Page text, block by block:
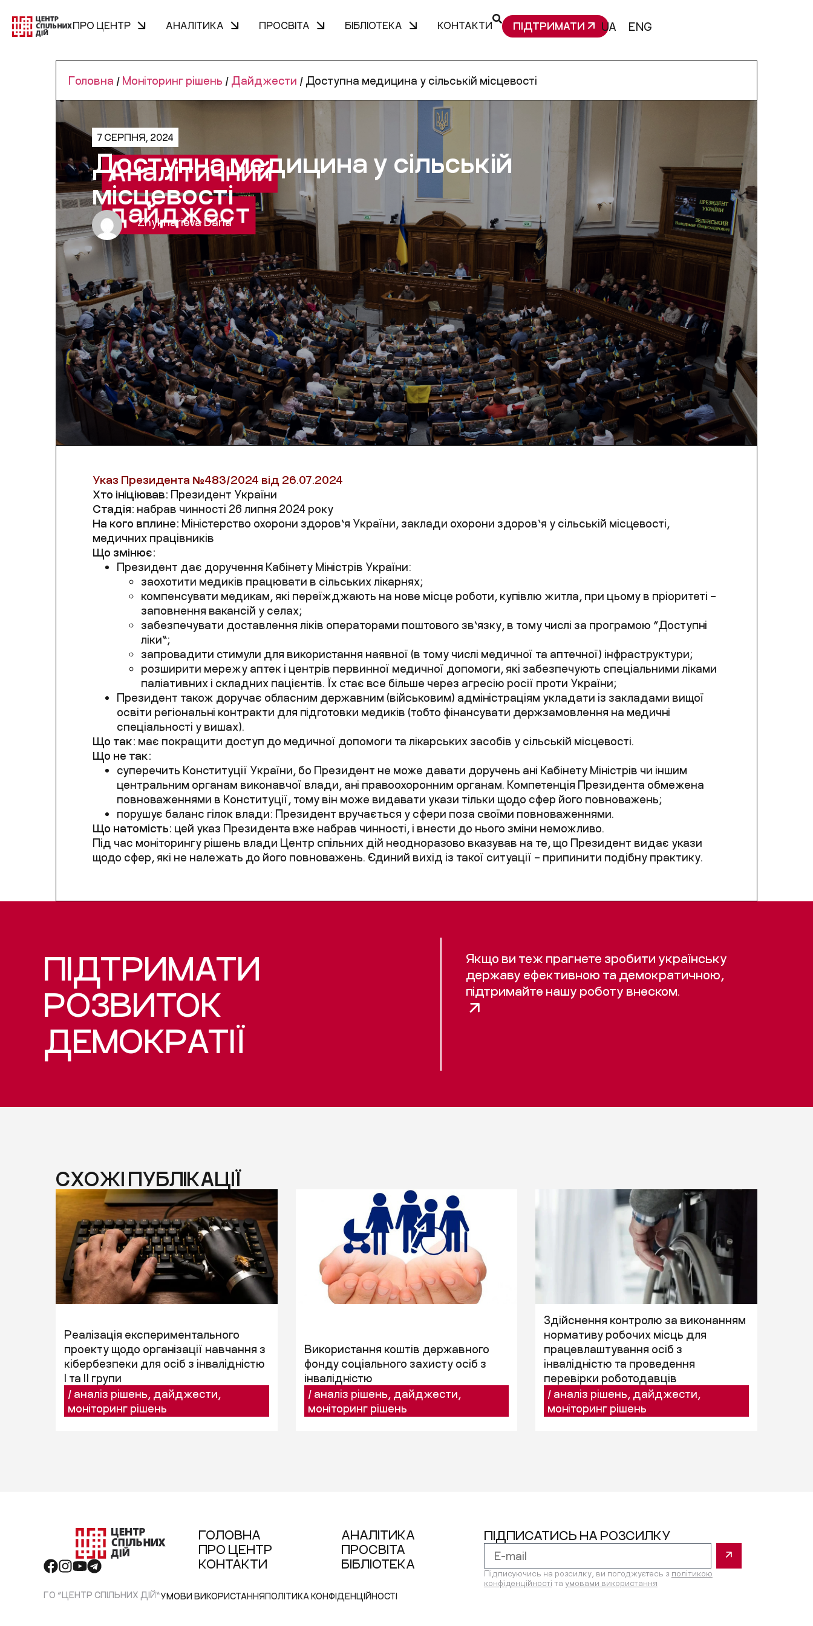
ПРО ЦЕНТР АНАЛІТИКА ПРОСВІТА БІБЛІОТЕКА КОНТАКТИ ПІДТРИМАТИ UA ENG
Головна / Моніторинг рішень / Дайджести / Доступна медицина у сільській місцевості
7 СЕРПНЯ, 2024
Доступна медицина у сільській
місцевості
Zhykharieva Daria
Указ Президента №483/2024 від 26.07.2024
Хто ініціював: Президент України
Стадія: набрав чинності 26 липня 2024 року
На кого вплине: Міністерство охорони здоров’я України, заклади охорони здоров’я у сільській місцевості,
медичних працівників
Що змінює:
Президент дає доручення Кабінету Міністрів України:
заохотити медиків працювати в сільських лікарнях;
компенсувати медикам, які переїжджають на нове місце роботи, купівлю житла, при цьому в пріоритеті –
заповнення вакансій у селах;
забезпечувати доставлення ліків операторами поштового зв’язку, в тому числі за програмою “Доступні
ліки”;
запровадити стимули для використання наявної (в тому числі медичної та аптечної) інфраструктури;
розширити мережу аптек і центрів первинної медичної допомоги, які забезпечують спеціальними ліками
паліативних і складних пацієнтів. Їх стає все більше через агресію росії проти України;
Президент також доручає обласним державним (військовим) адміністраціям укладати із закладами вищої
освіти регіональні контракти для підготовки медиків (тобто фінансувати держзамовлення на медичні
спеціальності у вишах).
Що так: має покращити доступ до медичної допомоги та лікарських засобів у сільській місцевості.
Що не так:
суперечить Конституції України, бо Президент не може давати доручень ані Кабінету Міністрів чи іншим
центральним органам виконавчої влади, ані правоохоронним органам. Компетенція Президента обмежена
повноваженнями в Конституції, тому він може видавати укази тільки щодо сфер його повноважень;
порушує баланс гілок влади: Президент вручається у сфери поза своїми повноваженнями.
Що натомість: цей указ Президента вже набрав чинності, і внести до нього зміни неможливо.
Під час моніторингу рішень влади Центр спільних дій неодноразово вказував на те, що Президент видає укази
щодо сфер, які не належать до його повноважень. Єдиний вихід із такої ситуації – припинити подібну практику.
ПІДТРИМАТИ
РОЗВИТОК
ДЕМОКРАТІЇ
Якщо ви теж прагнете зробити українську
державу ефективною та демократичною,
підтримайте нашу роботу внеском.
СХОЖІ ПУБЛІКАЦІЇ
Реалізація експериментального
проекту щодо організації навчання з
кібербезпеки для осіб з інвалідністю
I та II групи
/ аналіз рішень, дайджести,
моніторинг рішень
Використання коштів державного
фонду соціального захисту осіб з
інвалідністю
/ аналіз рішень, дайджести,
моніторинг рішень
Здійснення контролю за виконанням
нормативу робочих місць для
працевлаштування осіб з
інвалідністю та проведення
перевірки роботодавців
/ аналіз рішень, дайджести,
моніторинг рішень
ГОЛОВНА
АНАЛІТИКА
ПРО ЦЕНТР
ПРОСВІТА
КОНТАКТИ
БІБЛІОТЕКА
ПІДПИСАТИСЬ НА РОЗСИЛКУ
Підписуючись на розсилку, ви погоджуєтесь з політикою
конфіденційності та умовами використання
ГО “ЦЕНТР СПІЛЬНИХ ДІЙ”УМОВИ ВИКОРИСТАННЯПОЛІТИКА КОНФІДЕНЦІЙНОСТІ